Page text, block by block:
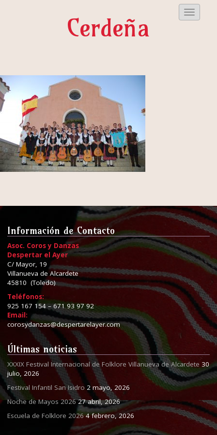
Menu
Cerdeña
Información de Contacto
Asoc. Coros y Danzas
Despertar el Ayer
C/ Mayor, 19
Villanueva de Alcardete
45810 (Toledo)
Teléfonos:
925 167 154 – 671 93 97 92
Email:
corosydanzas@despertarelayer.com
Últimas noticias
XXXIX Festival Internacional de Folklore Villanueva de Alcardete 30
julio, 2026
Festival Infantil San Isidro 2 mayo, 2026
Noche de Mayos 2026 27 abril, 2026
Escuela de Folklore 2026 4 febrero, 2026